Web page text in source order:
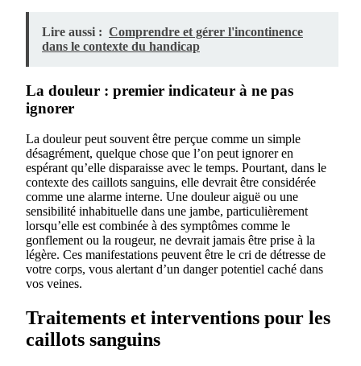
Lire aussi : Comprendre et gérer l'incontinence
dans le contexte du handicap
La douleur : premier indicateur à ne pas
ignorer
La douleur peut souvent être perçue comme un simple
désagrément, quelque chose que l’on peut ignorer en
espérant qu’elle disparaisse avec le temps. Pourtant, dans le
contexte des caillots sanguins, elle devrait être considérée
comme une alarme interne. Une douleur aiguë ou une
sensibilité inhabituelle dans une jambe, particulièrement
lorsqu’elle est combinée à des symptômes comme le
gonflement ou la rougeur, ne devrait jamais être prise à la
légère. Ces manifestations peuvent être le cri de détresse de
votre corps, vous alertant d’un danger potentiel caché dans
vos veines.
Traitements et interventions pour les
caillots sanguins